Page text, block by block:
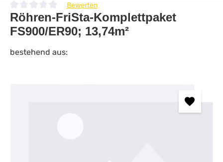
Durchschnittliche Bewertung von 0 von 5 Sternen
Bewerten
Röhren-FriSta-Komplettpaket
FS900/ER90; 13,74m²
bestehend aus: